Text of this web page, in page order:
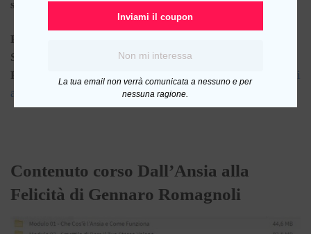
sia più un problema per te.
Prima lezione
Sales
Page
https://online.sviluppopersonalescientifico.com/ansi
a-sp/
Contenuto corso Dall’Ansia alla
Felicità di Gennaro Romagnoli
Inviami il coupon
Non mi interessa
La tua email non verrà comunicata a nessuno e per
nessuna ragione.